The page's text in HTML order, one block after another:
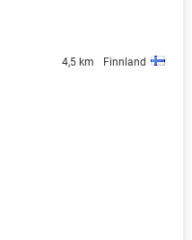
4,5 km Finnland